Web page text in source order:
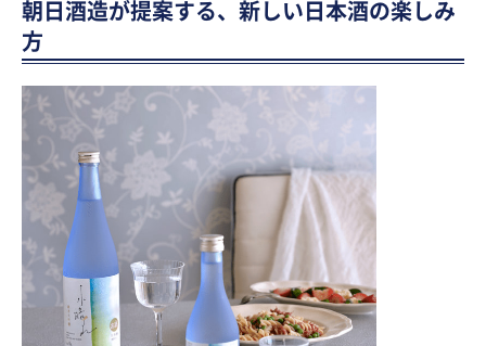
朝日酒造が提案する、新しい日本酒の楽しみ
方